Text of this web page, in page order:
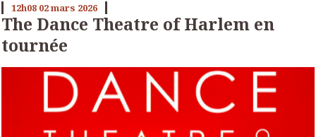
12h08 02mars 2026
The Dance Theatre of Harlem en
tournée